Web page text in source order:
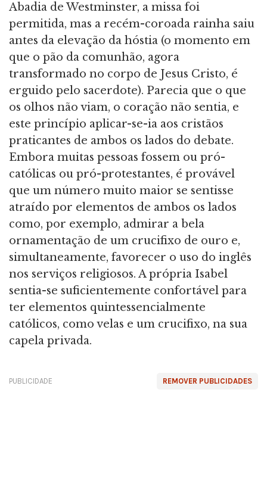
Abadia de Westminster, a missa foi
permitida, mas a recém-coroada rainha saiu
antes da elevação da hóstia (o momento em
que o pão da comunhão, agora
transformado no corpo de Jesus Cristo, é
erguido pelo sacerdote). Parecia que o que
os olhos não viam, o coração não sentia, e
este princípio aplicar-se-ia aos cristãos
praticantes de ambos os lados do debate.
Embora muitas pessoas fossem ou pró-
católicas ou pró-protestantes, é provável
que um número muito maior se sentisse
atraído por elementos de ambos os lados
como, por exemplo, admirar a bela
ornamentação de um crucifixo de ouro e,
simultaneamente, favorecer o uso do inglês
nos serviços religiosos. A própria Isabel
sentia-se suficientemente confortável para
ter elementos quintessencialmente
católicos, como velas e um crucifixo, na sua
capela privada.
REMOVER PUBLICIDADES
PUBLICIDADE